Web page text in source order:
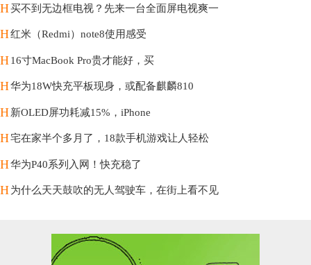
H买不到无边框电视？先来一台全面屏电视爽一
H红米（Redmi）note8使用感受
H16寸MacBook Pro贵才能好，买
H华为18W快充平板现身，或配备麒麟810
H新OLED屏功耗减15%，iPhone
H宅在家半个多月了，18款手机游戏让人轻松
H华为P40系列入网！快充稳了
H为什么天天鼓吹的无人驾驶车，在街上看不见